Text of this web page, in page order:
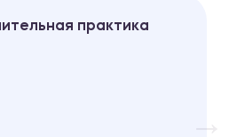
практика